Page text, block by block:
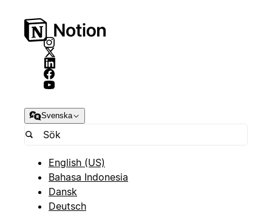
Svenska
English (US)
Bahasa Indonesia
Dansk
Deutsch